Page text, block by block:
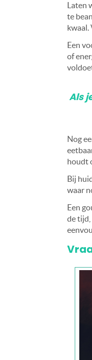
te
kwaal.
Een
of
Als
Nog
houdt
Bij
waar
Een
de tijd,